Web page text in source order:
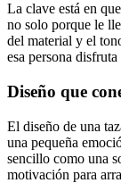
La clave está en
no solo porque le
del material y el
esa persona
Diseño que
El diseño de una
una pequeña
sencillo como una
motivación para